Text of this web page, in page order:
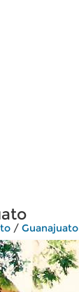
/ Guanajuato